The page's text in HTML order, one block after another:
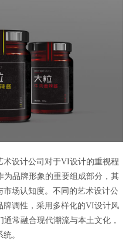
设计公司对于VI设计的重视程
为品牌形象的重要组成部分，其
市场认知度。不同的艺术设计公
牌调性，采用多样化的VI设计风
常融合现代潮流与本土文化，
。